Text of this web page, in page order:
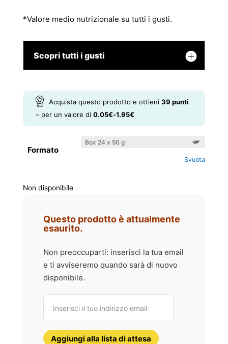
*Valore medio nutrizionale su tutti i gusti.
Scopri tutti i gusti
Acquista questo prodotto e ottieni 39 punti
– per un valore di 0.05€-1.95€
Formato
Svuota
Non disponibile
Questo prodotto è attualmente
esaurito.
Non preoccuparti: inserisci la tua email
e ti avviseremo quando sarà di nuovo
disponibile.
Aggiungi alla lista di attesa